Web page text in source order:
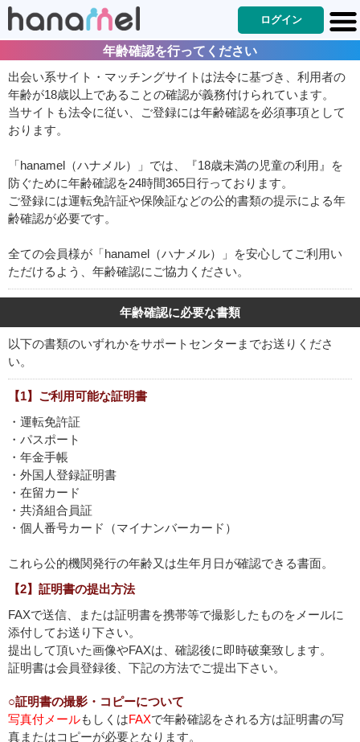
ログイン
年齢確認を行ってください
出会い系サイト・マッチングサイトは法令に基づき、利用者の
年齢が18歳以上であることの確認が義務付けられています。
当サイトも法令に従い、ご登録には年齢確認を必須事項として
おります。
「hanamel（ハナメル）」では、『18歳未満の児童の利用』を
防ぐために年齢確認を24時間365日行っております。
ご登録には運転免許証や保険証などの公的書類の提示による年
齢確認が必要です。
全ての会員様が「hanamel（ハナメル）」を安心してご利用い
ただけるよう、年齢確認にご協力ください。
年齢確認に必要な書類
以下の書類のいずれかをサポートセンターまでお送りくださ
い。
【1】ご利用可能な証明書
・運転免許証
・パスポート
・年金手帳
・外国人登録証明書
・在留カード
・共済組合員証
・個人番号カード（マイナンバーカード）
これら公的機関発行の年齢又は生年月日が確認できる書面。
【2】証明書の提出方法
FAXで送信、または証明書を携帯等で撮影したものをメールに
添付してお送り下さい。
提出して頂いた画像やFAXは、確認後に即時破棄致します。
証明書は会員登録後、下記の方法でご提出下さい。
○証明書の撮影・コピーについて
写真付メールもしくはFAXで年齢確認をされる方は証明書の写
真またはコピーが必要となります。